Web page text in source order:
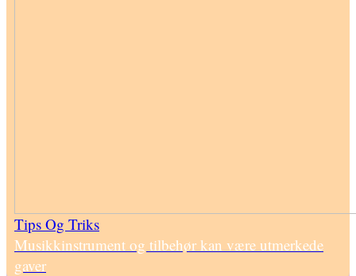
Tips Og Triks
Musikkinstrument og tilbehør kan være utmerkede
gaver